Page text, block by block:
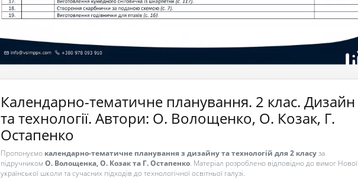
Календарно-тематичне планування. 2 клас. Дизайн
та технології. Автори: О. Волощенко, О. Козак, Г.
Остапенко
Пропонуємо календарно-тематичне планування з дизайну та технологій для 2 класуза
підручником О. Волощенка, О. Козак та Г. Остапенко. Матеріал розроблено відповідно до вимог Нової
української школи та сучасних підходів до технологічної освітньої галузі.